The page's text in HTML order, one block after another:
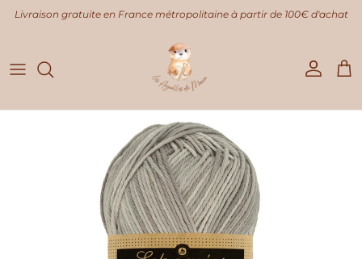
Aller au contenu
Livraison gratuite en France métropolitaine à partir de 100€ d'achat
Compte
Passer aux informations produits